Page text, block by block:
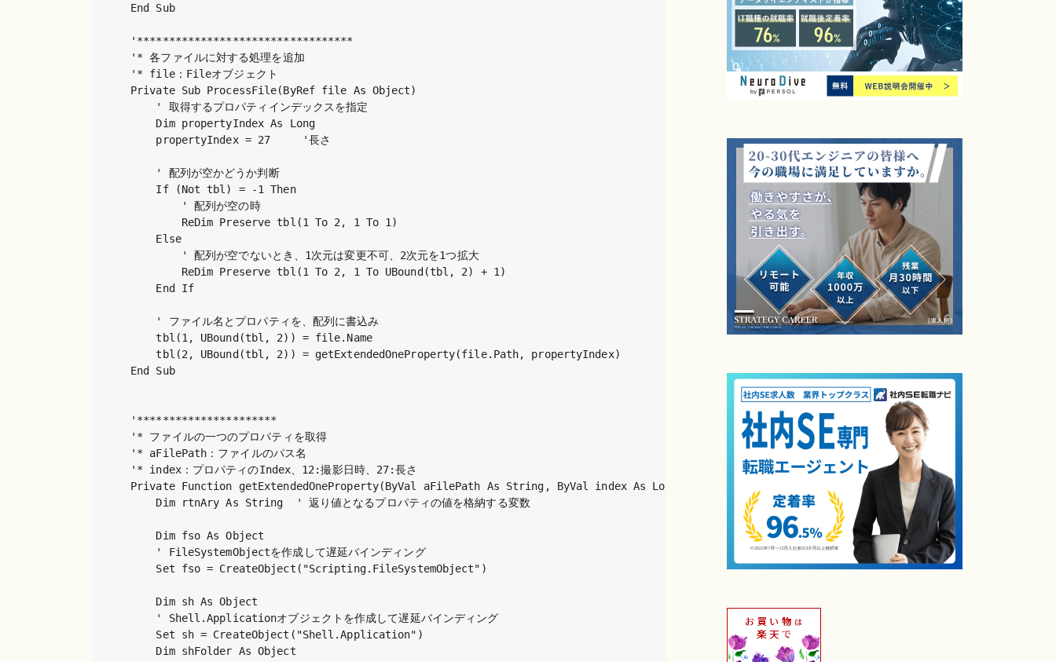
End Sub
'**********************************
'* 各ファイルに対する処理を追加
'* file：Fileオブジェクト
Private Sub ProcessFile(ByRef file As Object)
    ' 取得するプロパティインデックスを指定
    Dim propertyIndex As Long
    propertyIndex = 27     '長さ
    ' 配列が空かどうか判断
    If (Not tbl) = -1 Then
        ' 配列が空の時
        ReDim Preserve tbl(1 To 2, 1 To 1)
    Else
        ' 配列が空でないとき、1次元は変更不可、2次元を1つ拡大
        ReDim Preserve tbl(1 To 2, 1 To UBound(tbl, 2) + 1)
    End If
    ' ファイル名とプロパティを、配列に書込み
    tbl(1, UBound(tbl, 2)) = file.Name
    tbl(2, UBound(tbl, 2)) = getExtendedOneProperty(file.Path, propertyIndex)
End Sub
'**********************
'* ファイルの一つのプロパティを取得
'* aFilePath：ファイルのパス名
'* index：プロパティのIndex、12:撮影日時、27:長さ
Private Function getExtendedOneProperty(ByVal aFilePath As String, ByVal index As Long) As String
    Dim rtnAry As String  ' 返り値となるプロパティの値を格納する変数
    Dim fso As Object
    ' FileSystemObjectを作成して遅延バインディング
    Set fso = CreateObject("Scripting.FileSystemObject")
    Dim sh As Object
    ' Shell.Applicationオブジェクトを作成して遅延バインディング
    Set sh = CreateObject("Shell.Application")
    Dim shFolder As Object